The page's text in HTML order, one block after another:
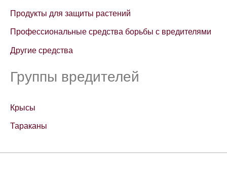
Продукты для защиты растений
Профессиональные средства борьбы с вредителями
Другие средства
Группы вредителей
Крысы
Тараканы